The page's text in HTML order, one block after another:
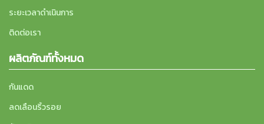
ระยะเวลาดำเนินการ
ติดต่อเรา
ผลิตภัณฑ์ทั้งหมด
กันแดด
ลดเลือนริ้วรอย